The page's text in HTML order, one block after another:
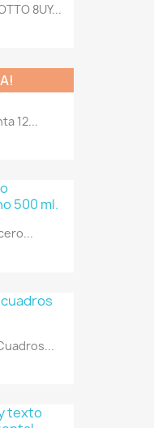
8UY...
12...